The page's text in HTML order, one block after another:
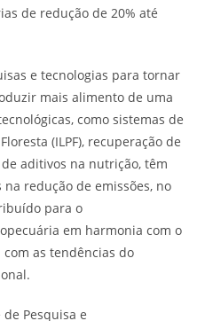
de redução de 20% até
e tecnologias para tornar
mais alimento de uma
como sistemas de
(ILPF), recuperação de
aditivos na nutrição, têm
redução de emissões, no
para o
em harmonia com o
as tendências do
Pesquisa e